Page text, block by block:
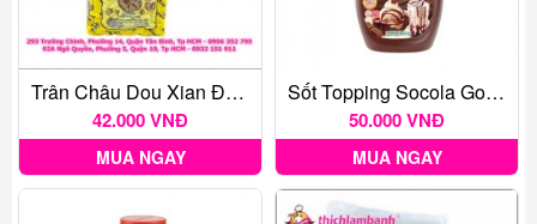
Trân Châu Dou Xian Đường Đen 1kg
42.000 VNĐ
MUA NGAY
Sốt Topping Socola Golden Farm 400g
50.000 VNĐ
MUA NGAY